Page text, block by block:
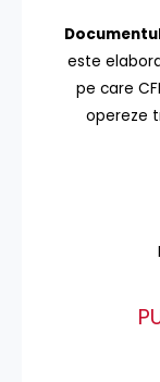
este
pe care
opereze